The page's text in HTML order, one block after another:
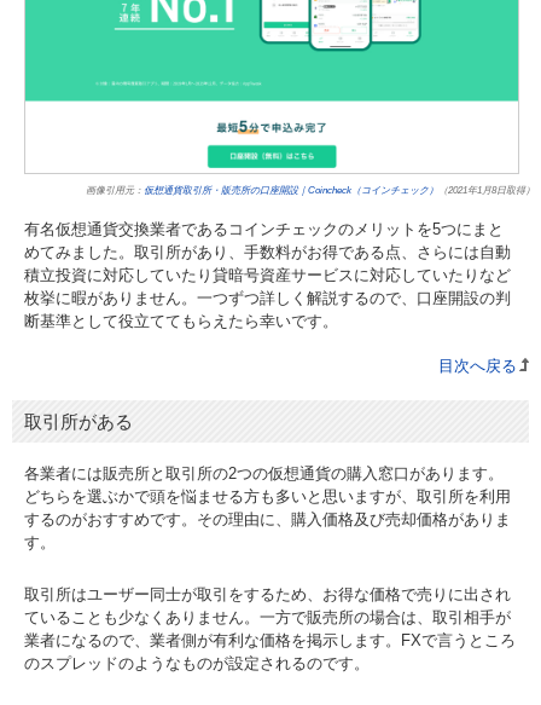
画像引用元： 仮想通貨取引所・販売所の口座開設｜Coincheck（コインチェック） （2021年1月8日取得）
有名仮想通貨交換業者であるコインチェックのメリットを5つにまと
めてみました。取引所があり、手数料がお得である点、さらには自動
積立投資に対応していたり貸暗号資産サービスに対応していたりなど
枚挙に暇がありません。一つずつ詳しく解説するので、口座開設の判
断基準として役立ててもらえたら幸いです。
目次へ戻る
取引所がある
各業者には販売所と取引所の2つの仮想通貨の購入窓口があります。
どちらを選ぶかで頭を悩ませる方も多いと思いますが、取引所を利用
するのがおすすめです。その理由に、購入価格及び売却価格がありま
す。
取引所はユーザー同士が取引をするため、お得な価格で売りに出され
ていることも少なくありません。一方で販売所の場合は、取引相手が
業者になるので、業者側が有利な価格を掲示します。FXで言うところ
のスプレッドのようなものが設定されるのです。